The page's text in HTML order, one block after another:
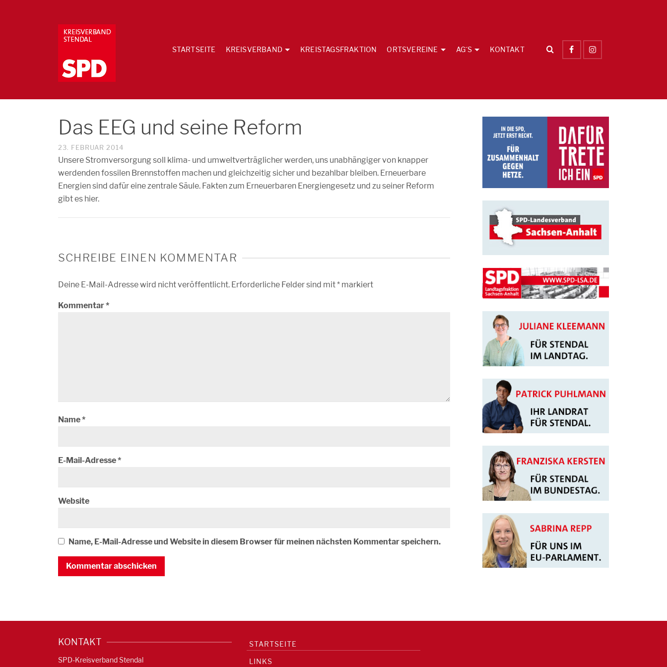
STARTSEITE KREISVERBAND KREISTAGSFRAKTION ORTSVEREINE AG´S KONTAKT
Das EEG und seine Reform
23. FEBRUAR 2014
Unsere Stromversorgung soll klima- und umweltverträglicher werden, uns unabhängiger von knapper
werdenden fossilen Brennstoffen machen und gleichzeitig sicher und bezahlbar bleiben. Erneuerbare
Energien sind dafür eine zentrale Säule. Fakten zum Erneuerbaren Energiengesetz und zu seiner Reform
gibt es hier.
SCHREIBE EINEN KOMMENTAR
Deine E-Mail-Adresse wird nicht veröffentlicht. Erforderliche Felder sind mit* markiert
Kommentar*
Name*
E-Mail-Adresse*
Website
Name, E-Mail-Adresse und Website in diesem Browser für meinen nächsten Kommentar speichern.
KONTAKT
SPD-Kreisverband Stendal
STARTSEITE
LINKS